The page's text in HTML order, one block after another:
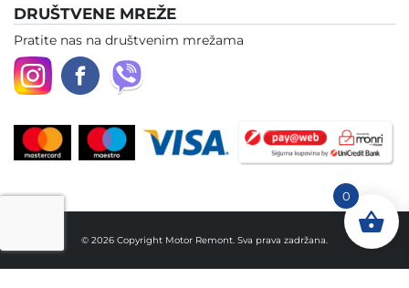
DRUŠTVENE MREŽE
Pratite nas na društvenim mrežama
© 2026 Copyright Motor Remont. Sva prava zadržana.
0